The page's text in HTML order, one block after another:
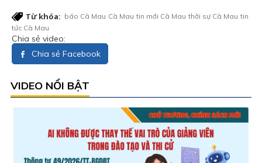
Từ khóa: báo Cà Mau Cà Mau tin mới Cà Mau thời sự Cà Mau tin
tức Cà Mau
Chia sẻ video:
Chia sẻ Facebook
VIDEO NỔI BẬT